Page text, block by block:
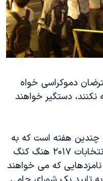
دموکراسی خواه
نکنند، دستگیر خواهند
چندین هفته است که به
تصمیم پکن برای محدود کردن انتخابات ۲۰۱۷ هنگ کنگ
که می خواهند